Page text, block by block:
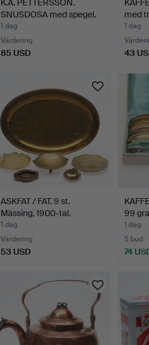
K.A. PETTERSSON.
SNUSDOSA med spegel.
Mäss…
1 dag
Värdering
85 USD
med
1 dag
43
ASKFAT / FAT. 9 st.
Mässing, 1900-tal.
1 dag
Värdering
53 USD
99
1 dag
5 bud
74